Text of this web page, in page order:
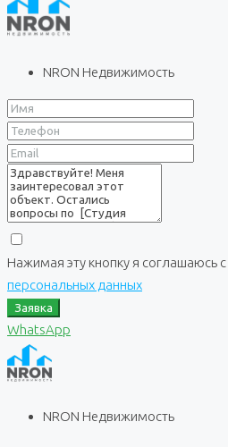
NRON Недвижимость
Нажимая эту кнопку я соглашаюсь с
персональных данных
Заявка
WhatsApp
NRON Недвижимость